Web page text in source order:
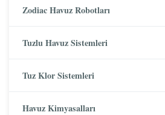
Zodiac Havuz Robotları
Tuzlu Havuz Sistemleri
Tuz Klor Sistemleri
Havuz Kimyasalları